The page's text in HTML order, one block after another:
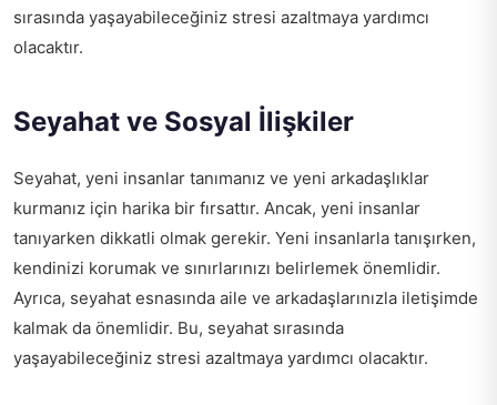
sırasında yaşayabileceğiniz stresi azaltmaya yardımcı
olacaktır.
Seyahat ve Sosyal İlişkiler
Seyahat, yeni insanlar tanımanız ve yeni arkadaşlıklar
kurmanız için harika bir fırsattır. Ancak, yeni insanlar
tanıyarken dikkatli olmak gerekir. Yeni insanlarla tanışırken,
kendinizi korumak ve sınırlarınızı belirlemek önemlidir.
Ayrıca, seyahat esnasında aile ve arkadaşlarınızla iletişimde
kalmak da önemlidir. Bu, seyahat sırasında
yaşayabileceğiniz stresi azaltmaya yardımcı olacaktır.